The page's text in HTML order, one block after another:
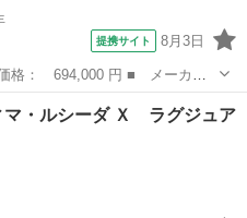
提携サイト 8月3日
■ グレード名： アエラ
トクルーズコントロール 両
マ・ルシーダ Ｘ ラグジュア